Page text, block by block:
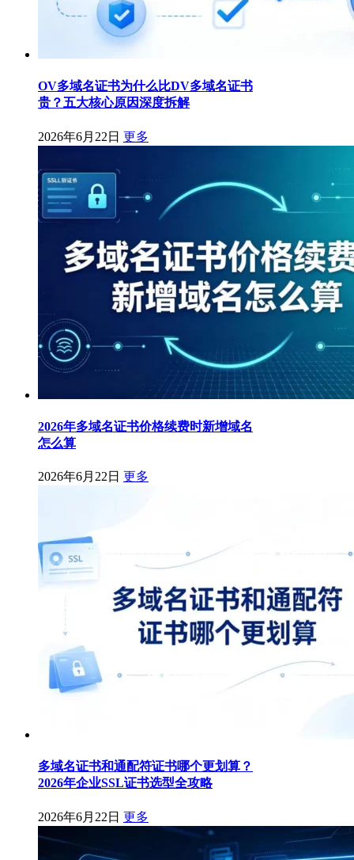
OV多域名证书为什么比DV多域名证书
贵？五大核心原因深度拆解
2026年6月22日 更多
2026年多域名证书价格续费时新增域名
怎么算
2026年6月22日 更多
多域名证书和通配符证书哪个更划算？
2026年企业SSL证书选型全攻略
2026年6月22日 更多